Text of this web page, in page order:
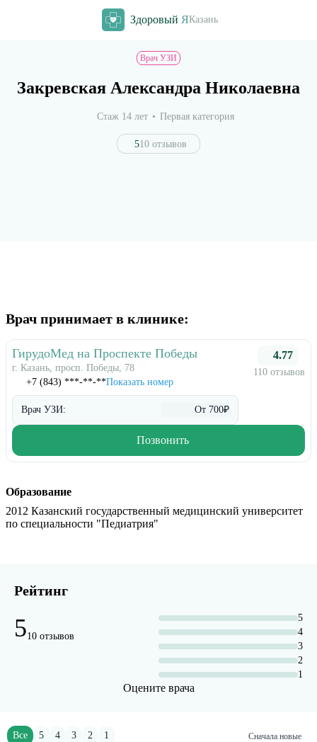
Здоровый ЯКазань
Врач УЗИ
Закревская Александра Николаевна
Стаж 14 лет Первая категория
510 отзывов
Врач принимает в клинике:
ГирудоМед на Проспекте Победы
г. Казань, просп. Победы, 78
+7 (843) ***-**-**Показать номер
4.77
110 отзывов
Врач УЗИ: От 700₽
Позвонить
Образование
2012 Казанский государственный медицинский университет
по специальности "Педиатрия"
Рейтинг
510 отзывов
5
4
3
2
1
Оцените врача
Все 5 4 3 2 1 Сначала новые